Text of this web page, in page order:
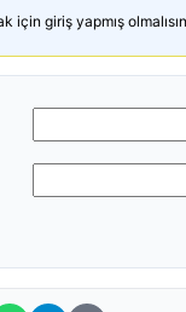
için giriş yapmış